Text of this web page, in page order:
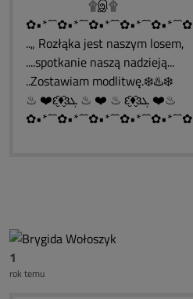
۩இ۩
✿•*´¯`✿•*´¯`✿•*´¯`✿•*´¯`✿•*´¯`✿
..„ Rozłąka jest naszym losem,
....spotkanie naszą nadzieją...
..Zostawiam modlitwę.❄️♨️❄️
♨ ❤️ԑ̮̑♦̮̑ɜܓ ♨ ❤️ ♨ ԑ̮̑♦̮̑ɜܓ ❤️♨
✿•*´¯`✿•*´¯`✿•*´¯`✿•*´¯`✿•*´¯`✿
1
rok temu